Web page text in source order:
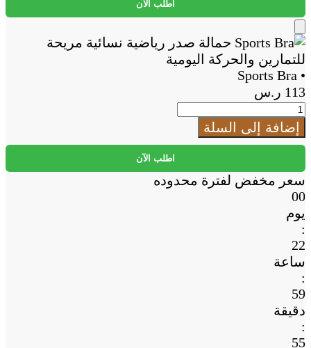
اطلب الآن
Add
to
Cart
• Sports Bra
113 ر.س
كمية
Sports
إضافة إلى السلة
اطلب الآن
سعر مخفض لفترة محدوده
00
يوم
:
22
ساعة
:
59
دقيقة
:
54